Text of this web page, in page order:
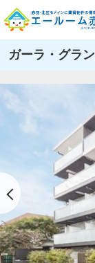
ガーラ・グラ